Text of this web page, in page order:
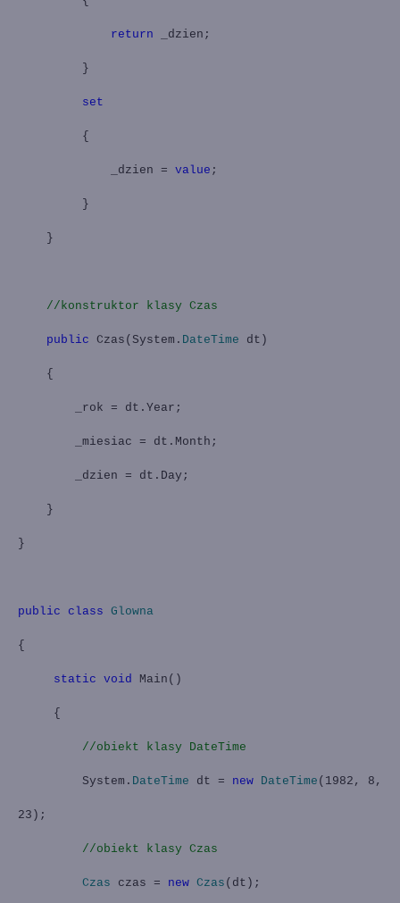
return _dzien;
}
set
{
_dzien = value ;
}
}
//konstruktor klasy Czas
public Czas(System. DateTime dt)
{
_rok = dt.Year;
_miesiac = dt.Month;
_dzien = dt.Day;
}
}
public class Glowna
{
static void Main ()
{
//obiekt klasy DateTime
System. DateTime dt = new DateTime (1982, 8,
23);
//obiekt klasy Czas
Czas czas = new Czas (dt);